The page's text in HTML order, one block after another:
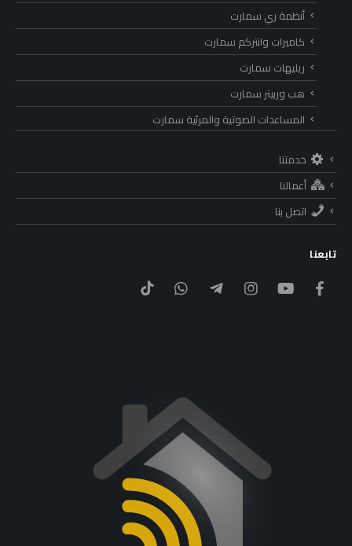
أنظمة ري سمارت
كاميرات وانتركم سمارت
ريليهات سمارت
هب وربيتر سمارت
المساعدات الصوتية والمرئية سمارت
خدمتنا
أعمالنا
اتصل بنا
تابعنا